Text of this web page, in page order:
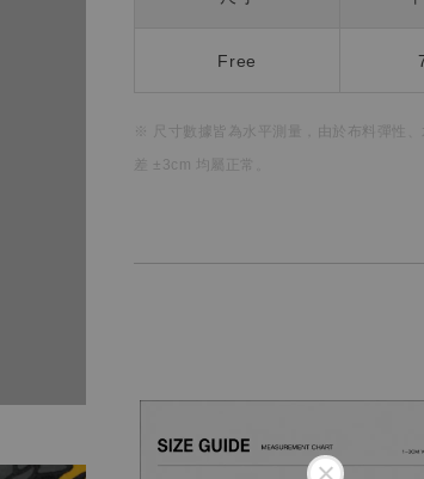
Free
※ 尺寸數據皆為水平測量， 由於布料彈性
差 ±3cm 均屬正常。